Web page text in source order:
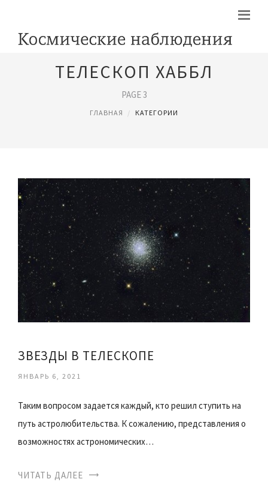
ТЕЛЕСКОП ХАББЛ
PAGE 3
ГЛАВНАЯ КАТЕГОРИИ
ЗВЕЗДЫ В ТЕЛЕСКОПЕ
ЯНВАРЬ 6, 2021
Таким вопросом задается каждый, кто решил ступить на
путь астролюбительства. К сожалению, представления о
возможностях астрономических…
ЧИТАТЬ ДАЛЕЕ